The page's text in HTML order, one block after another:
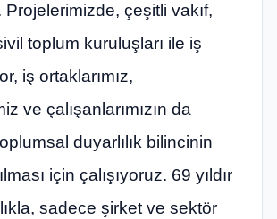
çeşitli vakıf,
toplum kuruluşları ile iş
iş ortaklarımız,
ve çalışanlarımızın da
duyarlılık bilincinin
için çalışıyoruz. 69 yıldır
sadece şirket ve sektör